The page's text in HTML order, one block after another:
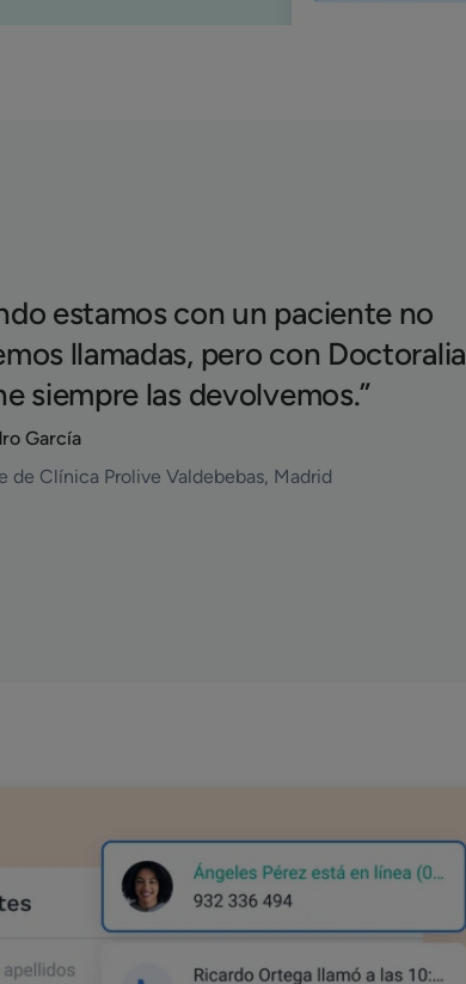
estamos con un paciente no
llamadas, pero con Doctoralia
siempre las devolvemos.”
García
de Clínica Prolive Valdebebas, Madrid